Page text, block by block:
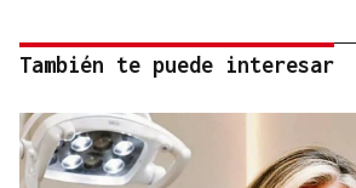
También te puede interesar